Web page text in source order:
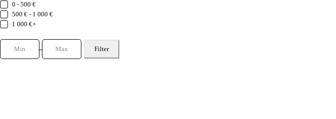
0 - 500 €
500 € - 1 000 €
1 000 €+
Filter